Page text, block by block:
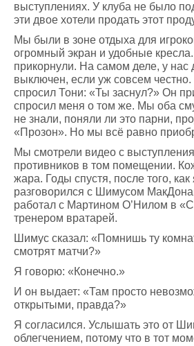
выступлениях. У клуба не было
эти двое хотели продать этот
Мы были в зоне отдыха для
огромный экран и удобные
прикорнули. На самом деле, у нас
выключен, если уж совсем честно.
спросил Тони: «Ты заснул?» Он
спросил меня о том же. Мы оба
не знали, поняли ли это парни,
«Прозон». Но мы всё равно
Мы смотрели видео с
противников в том помещении.
жара. Годы спустя, после того, как
разговорился с Шимусом
работал с Мартином О’Нилом в
тренером вратарей.
Шимус сказал: «Помнишь ту
смотрят матчи?»
Я говорю: «Конечно.»
И он выдает: «Там просто
открытыми, правда?»
Я согласился. Услышать это от
облегчением, потому что в тот